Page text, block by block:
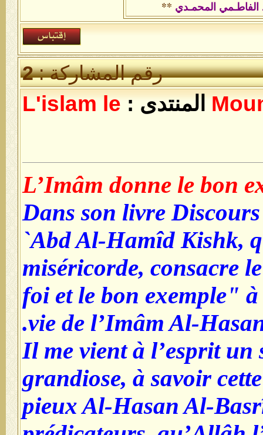
الفاطـمي المحمـدي **
رقم المشاركة :2
المنتدى : L'islam le
L’Imâm donne le bon
Dans son livre
`Abd Al-Hamîd Kishk,
miséricorde, consacre
foi et le bon exemple"
vie de l’Imâm Al-
"Il me vient à l’esprit un
grandiose, à savoir
pieux Al-Hasan Al-